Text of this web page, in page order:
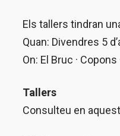
Els tallers tindran
Quan: Divendres 5
On: El Bruc ·
Tallers
Consulteu en